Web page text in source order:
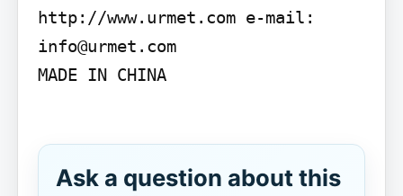
http://www.urmet.com e-mail:
info@urmet.com
MADE IN CHINA
Ask a question about this